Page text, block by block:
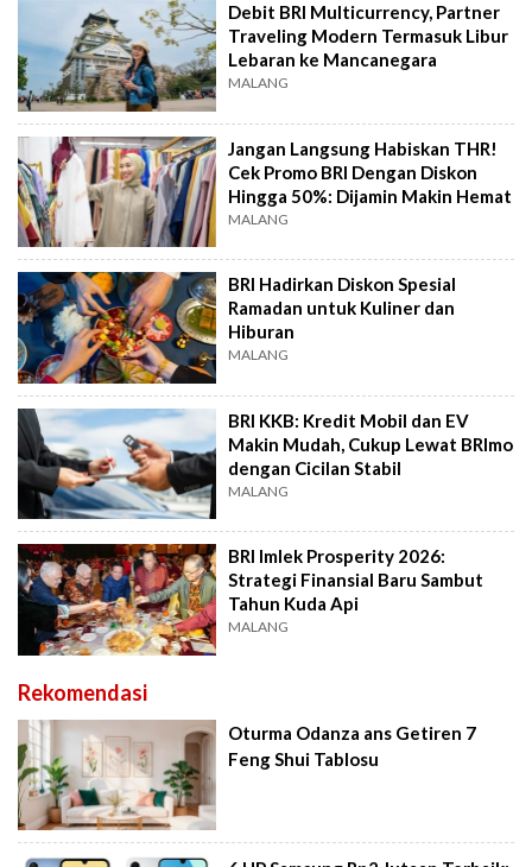
Debit BRI Multicurrency, Partner
Traveling Modern Termasuk Libur
Lebaran ke Mancanegara
MALANG
Jangan Langsung Habiskan THR!
Cek Promo BRI Dengan Diskon
Hingga 50%: Dijamin Makin Hemat
MALANG
BRI Hadirkan Diskon Spesial
Ramadan untuk Kuliner dan
Hiburan
MALANG
BRI KKB: Kredit Mobil dan EV
Makin Mudah, Cukup Lewat BRImo
dengan Cicilan Stabil
MALANG
BRI Imlek Prosperity 2026:
Strategi Finansial Baru Sambut
Tahun Kuda Api
MALANG
Rekomendasi
Oturma Odanza ans Getiren 7
Feng Shui Tablosu